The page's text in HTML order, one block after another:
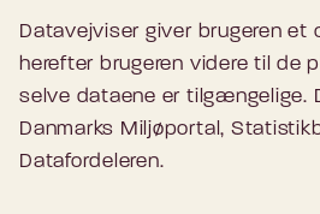
Datavejviser giver brugeren et
herefter brugeren videre til de
selve dataene er tilgængelige.
Danmarks Miljøportal,
Datafordeleren.